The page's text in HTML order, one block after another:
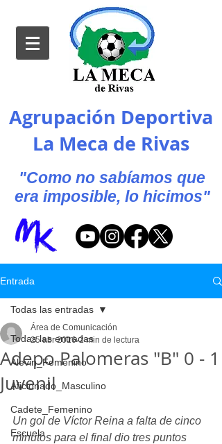
Agrupación Deportiva
La Meca de Rivas
"Como no sabíamos que
era imposible, lo hicimos"
Entrada
Todas las entradas
Alevin_Femenino
Aficionado_Masculino
Cadete_Femenino
Escuela
Todas las entradas
Adepo Palomeras "B" 0 - 1
Juvenil
Área de Comunicación
25 abr 2016 2 min de lectura
Un gol de Víctor Reina a falta de cinco
minutos para el final dio tres puntos